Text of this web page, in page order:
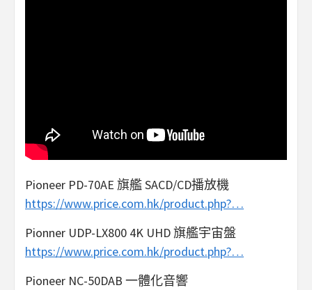
Pioneer PD-70AE 旗艦 SACD/CD播放機
https://www.price.com.hk/product.php?…
Pionner UDP-LX800 4K UHD 旗艦宇宙盤
https://www.price.com.hk/product.php?…
Pioneer NC-50DAB 一體化音響